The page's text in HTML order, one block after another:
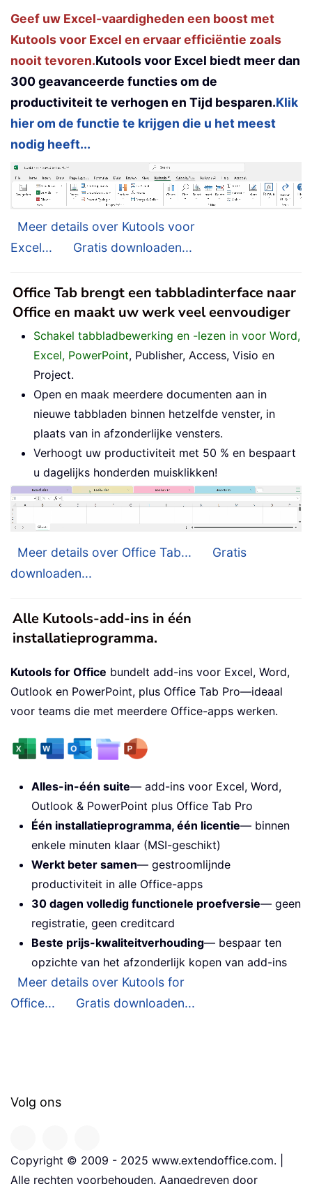
Geef uw Excel-vaardigheden een boost met
Kutools voor Excel en ervaar efficiëntie zoals
nooit tevoren.Kutools voor Excel biedt meer dan
300 geavanceerde functies om de
productiviteit te verhogen en Tijd besparen.Klik
hier om de functie te krijgen die u het meest
nodig heeft...
Meer details over Kutools voor
Excel...
Gratis downloaden...
Office Tab brengt een tabbladinterface naar
Office en maakt uw werk veel eenvoudiger
Schakel tabbladbewerking en -lezen in voor Word,
Excel, PowerPoint, Publisher, Access, Visio en
Project.
Open en maak meerdere documenten aan in
nieuwe tabbladen binnen hetzelfde venster, in
plaats van in afzonderlijke vensters.
Verhoogt uw productiviteit met 50 % en bespaart
u dagelijks honderden muisklikken!
Meer details over Office Tab...
Gratis
downloaden...
Alle Kutools-add-ins in één
installatieprogramma.
Kutools for Office bundelt add-ins voor Excel, Word,
Outlook en PowerPoint, plus Office Tab Pro—ideaal
voor teams die met meerdere Office-apps werken.
Alles-in-één suite— add-ins voor Excel, Word,
Outlook & PowerPoint plus Office Tab Pro
Één installatieprogramma, één licentie— binnen
enkele minuten klaar (MSI-geschikt)
Werkt beter samen— gestroomlijnde
productiviteit in alle Office-apps
30 dagen volledig functionele proefversie— geen
registratie, geen creditcard
Beste prijs-kwaliteitverhouding— bespaar ten
opzichte van het afzonderlijk kopen van add-ins
Meer details over Kutools for
Office...
Gratis downloaden...
Volg ons
Copyright © 2009 - 2025 www.extendoffice.com. |
Alle rechten voorbehouden. Aangedreven door